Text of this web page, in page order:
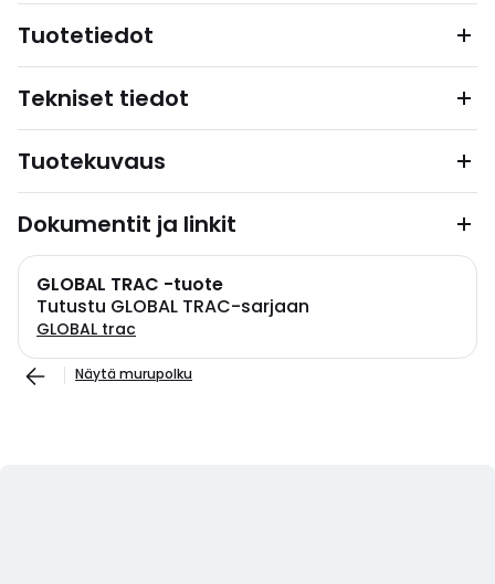
Tuotetiedot
Tekniset tiedot
Tuotekuvaus
Dokumentit ja linkit
GLOBAL TRAC -tuote
Tutustu GLOBAL TRAC-sarjaan
GLOBAL trac
Näytä murupolku